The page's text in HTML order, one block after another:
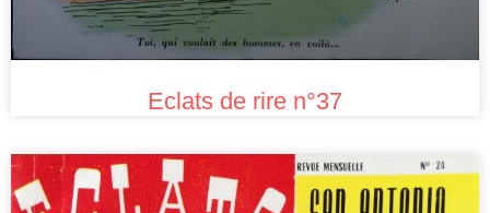
Eclats de rire n°37